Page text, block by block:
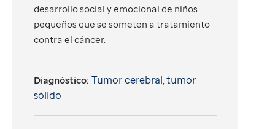
desarrollo social y emocional de niños
pequeños que se someten a tratamiento
contra el cáncer.
Diagnóstico: Tumor cerebral,tumor
sólido